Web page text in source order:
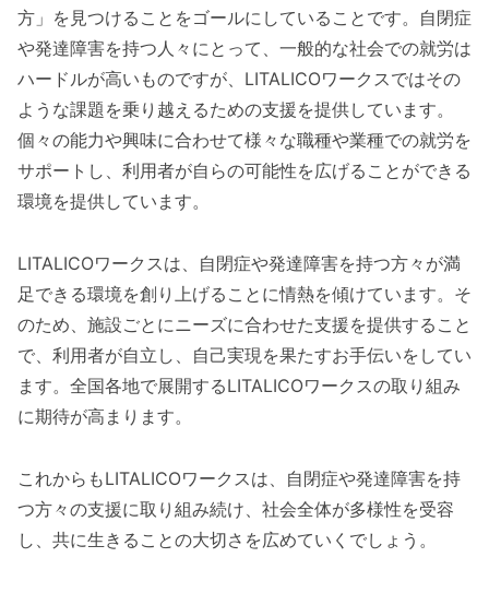
方」を見つけることをゴールにしていることです。自閉症
や発達障害を持つ人々にとって、一般的な社会での就労は
ハードルが高いものですが、LITALICOワークスではその
ような課題を乗り越えるための支援を提供しています。
個々の能力や興味に合わせて様々な職種や業種での就労を
サポートし、利用者が自らの可能性を広げることができる
環境を提供しています。
LITALICOワークスは、自閉症や発達障害を持つ方々が満
足できる環境を創り上げることに情熱を傾けています。そ
のため、施設ごとにニーズに合わせた支援を提供すること
で、利用者が自立し、自己実現を果たすお手伝いをしてい
ます。全国各地で展開するLITALICOワークスの取り組み
に期待が高まります。
これからもLITALICOワークスは、自閉症や発達障害を持
つ方々の支援に取り組み続け、社会全体が多様性を受容
し、共に生きることの大切さを広めていくでしょう。